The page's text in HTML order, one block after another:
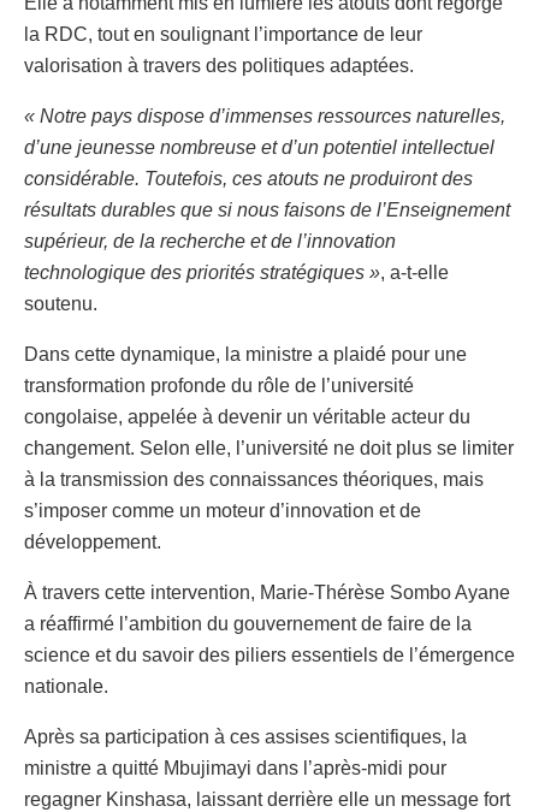
la RDC, tout en soulignant l’importance de leur
valorisation à travers des politiques adaptées.
« Notre pays dispose d’immenses ressources naturelles,
d’une jeunesse nombreuse et d’un potentiel intellectuel
considérable. Toutefois, ces atouts ne produiront des
résultats durables que si nous faisons de l’Enseignement
supérieur, de la recherche et de l’innovation
technologique des priorités stratégiques », a-t-elle
soutenu.
Dans cette dynamique, la ministre a plaidé pour une
transformation profonde du rôle de l’université
congolaise, appelée à devenir un véritable acteur du
changement. Selon elle, l’université ne doit plus se limiter
à la transmission des connaissances théoriques, mais
s’imposer comme un moteur d’innovation et de
développement.
À travers cette intervention, Marie-Thérèse Sombo Ayane
a réaffirmé l’ambition du gouvernement de faire de la
science et du savoir des piliers essentiels de l’émergence
nationale.
Après sa participation à ces assises scientifiques, la
ministre a quitté Mbujimayi dans l’après-midi pour
regagner Kinshasa, laissant derrière elle un message fort